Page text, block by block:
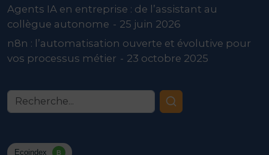
Agents IA en entreprise : de l’assistant au
collègue autonome
25 juin 2026
n8n : l’automatisation ouverte et évolutive pour
vos processus métier
23 octobre 2025
Recherche